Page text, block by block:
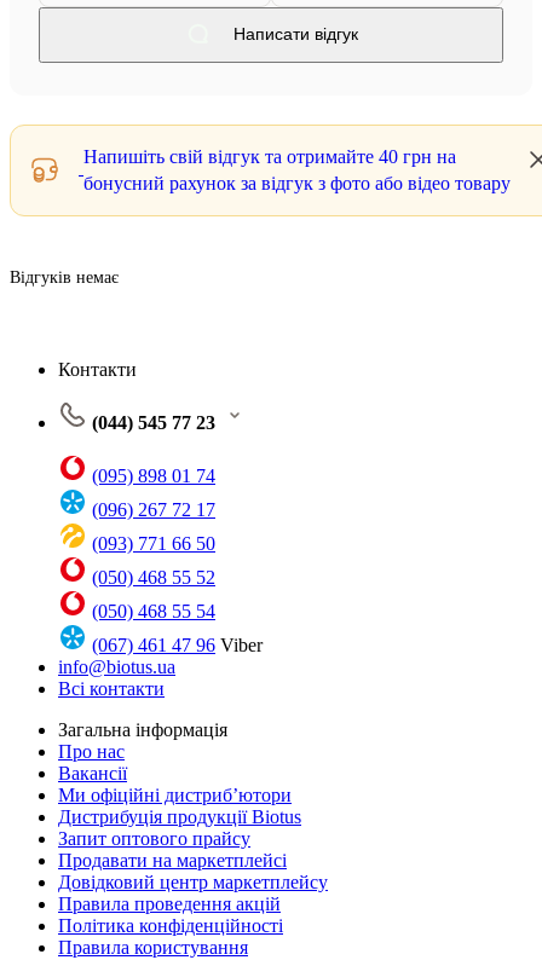
Написати відгук
Напишіть свій відгук та отримайте 40 грн на
бонусний рахунок за відгук з фото або відео товару
Відгуків немає
Контакти
(044) 545 77 23
(095) 898 01 74
(096) 267 72 17
(093) 771 66 50
(050) 468 55 52
(050) 468 55 54
(067) 461 47 96 Viber
info@biotus.ua
Всі контакти
Загальна інформація
Про нас
Вакансії
Ми офіційні дистриб’ютори
Дистрибуція продукції Biotus
Запит оптового прайсу
Продавати на маркетплейсі
Довідковий центр маркетплейсу
Правила проведення акцій
Політика конфіденційності
Правила користування